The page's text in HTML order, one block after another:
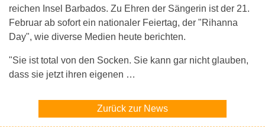
reichen Insel Barbados. Zu Ehren der Sängerin ist der 21.
Februar ab sofort ein nationaler Feiertag, der "Rihanna
Day", wie diverse Medien heute berichten.
"Sie ist total von den Socken. Sie kann gar nicht glauben,
dass sie jetzt ihren eigenen …
Zurück zur News